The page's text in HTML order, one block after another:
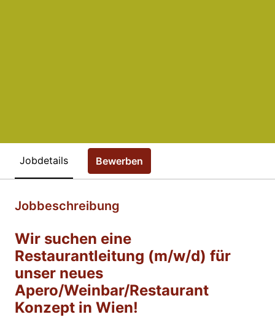
Jobdetails Bewerben
Jobbeschreibung
Wir suchen eine
Restaurantleitung (m/w/d) für
unser neues
Apero/Weinbar/Restaurant
Konzept in Wien!